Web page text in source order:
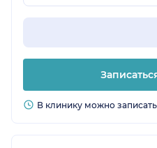
В клинику можно